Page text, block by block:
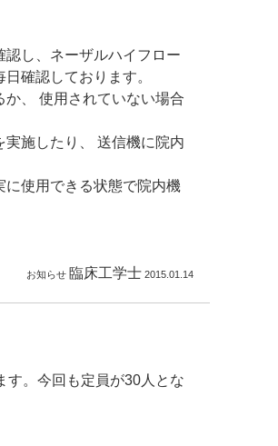
認し、ネーザルハイフロー
確認しております。
、 使用されていない場合
施したり、 送信機に院内
使用できる状態で院内機
お知らせ 臨床工学士 2015.01.14
す。今回も定員が30人とな